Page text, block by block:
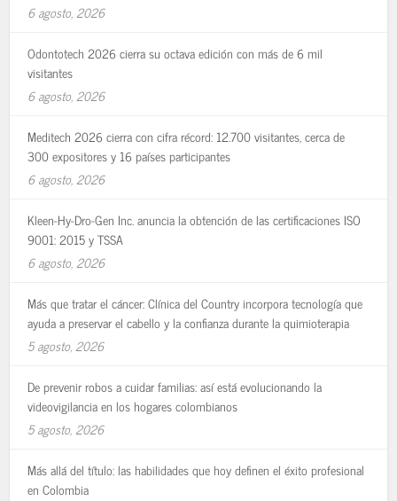
6 agosto, 2026
Odontotech 2026 cierra su octava edición con más de 6 mil
visitantes
6 agosto, 2026
Meditech 2026 cierra con cifra récord: 12.700 visitantes, cerca de
300 expositores y 16 países participantes
6 agosto, 2026
Kleen-Hy-Dro-Gen Inc. anuncia la obtención de las certificaciones ISO
9001: 2015 y TSSA
6 agosto, 2026
Más que tratar el cáncer: Clínica del Country incorpora tecnología que
ayuda a preservar el cabello y la confianza durante la quimioterapia
5 agosto, 2026
De prevenir robos a cuidar familias: así está evolucionando la
videovigilancia en los hogares colombianos
5 agosto, 2026
Más allá del título: las habilidades que hoy definen el éxito profesional
en Colombia